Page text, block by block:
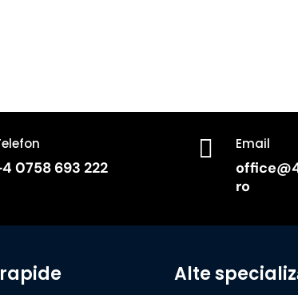
0758 693 222
 Email
ro
Alte